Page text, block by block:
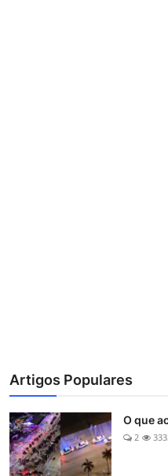
Artigos Populares
O que
2